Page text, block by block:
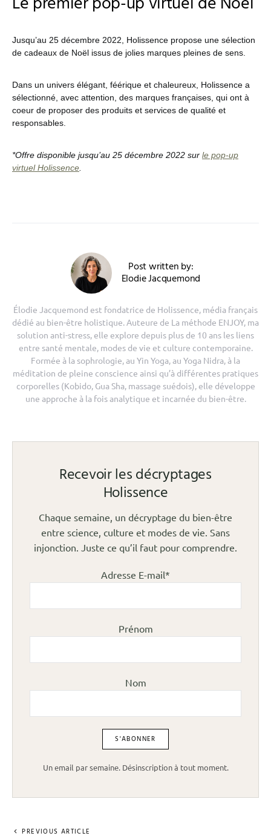
Jusqu’au 25 décembre 2022, Holissence propose une sélection
de cadeaux de Noël issus de jolies marques pleines de sens.
Dans un univers élégant, féérique et chaleureux, Holissence a
sélectionné, avec attention, des marques françaises, qui ont à
coeur de proposer des produits et services de qualité et
responsables.
*Offre disponible jusqu’au 25 décembre 2022 sur le pop-up
virtuel Holissence
Post written by:
Elodie Jacquemond
Élodie Jacquemond est fondatrice de Holissence, média français
dédié au bien-être holistique. Auteure de La méthode ENJOY, ma
solution anti-stress, elle explore depuis plus de 10 ans les liens
entre santé mentale, modes de vie et culture contemporaine.
Formée à la sophrologie, au Yin Yoga, au Yoga Nidra, à la
méditation de pleine conscience ainsi qu’à différentes pratiques
corporelles (Kobido, Gua Sha, massage suédois), elle développe
une approche à la fois analytique et incarnée du bien-être.
Recevoir les décryptages
Holissence
Chaque semaine, un décryptage du bien-être
entre science, culture et modes de vie. Sans
injonction. Juste ce qu’il faut pour comprendre.
Adresse E-mail*
Prénom
Nom
Un email par semaine. Désinscription à tout moment.
PREVIOUS ARTICLE